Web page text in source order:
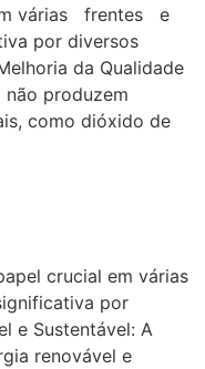
várias frentes e
por diversos
da Qualidade
produzem
como dióxido de
crucial em várias
por
e Sustentável: A
renovável e